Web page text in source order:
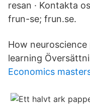
resan · Kontakta
frun-se; frun.se.
How
learning
Economics